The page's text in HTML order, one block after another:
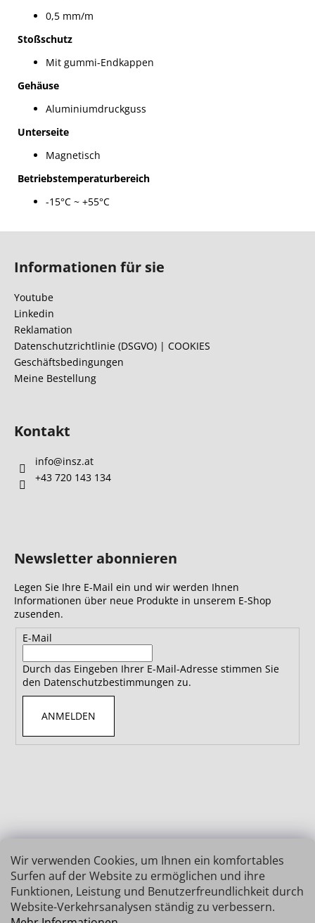
Wir verwenden Cookies, um Ihnen ein komfortables
Surfen auf der Website zu ermöglichen und ihre
Funktionen, Leistung und Benutzerfreundlichkeit durch
Website-Verkehrsanalysen ständig zu verbessern.
0,5 mm/m
Stoßschutz
Mit gummi-Endkappen
Gehäuse
Aluminiumdruckguss
Unterseite
Magnetisch
Betriebstemperaturbereich
-15°C ~ +55°C
Informationen für sie
Youtube
Linkedin
Reklamation
Datenschutzrichtlinie (DSGVO) | COOKIES
Geschäftsbedingungen
Meine Bestellung
Kontakt
info@insz.at
+43 720 143 134
Newsletter abonnieren
Legen Sie Ihre E-Mail ein und wir werden Ihnen
Informationen über neue Produkte in unserem E-Shop
zusenden.
E-Mail
Durch das Eingeben Ihrer E-Mail-Adresse stimmen Sie
den Datenschutzbestimmungen zu.
ANMELDEN